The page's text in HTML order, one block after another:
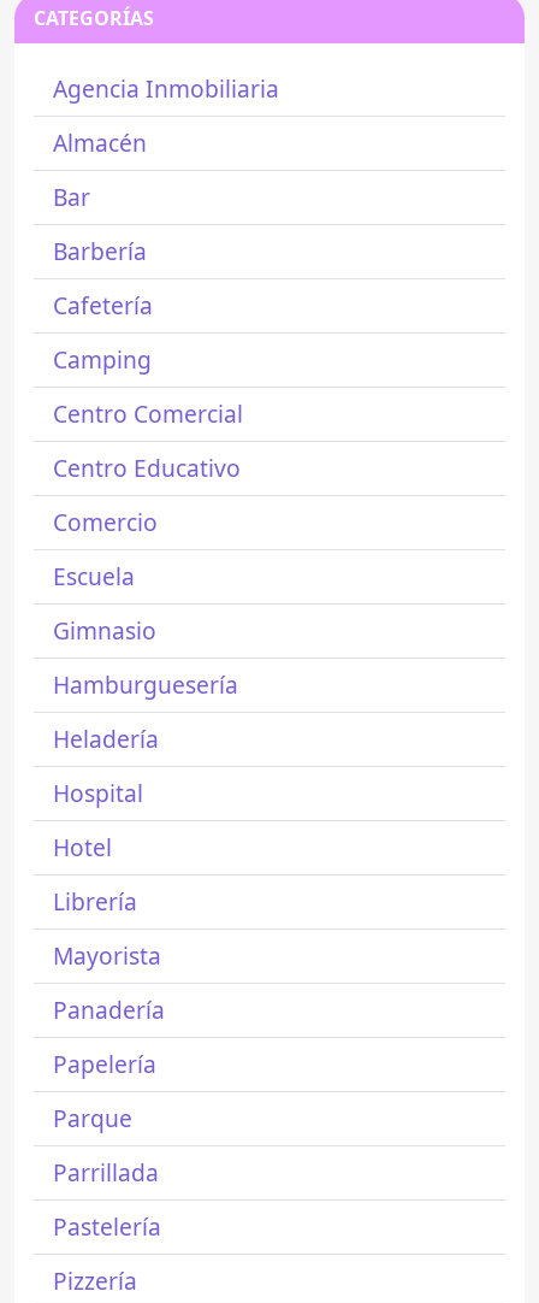
CATEGORÍAS
Agencia Inmobiliaria
Almacén
Bar
Barbería
Cafetería
Camping
Centro Comercial
Centro Educativo
Comercio
Escuela
Gimnasio
Hamburguesería
Heladería
Hospital
Hotel
Librería
Mayorista
Panadería
Papelería
Parque
Parrillada
Pastelería
Pizzería